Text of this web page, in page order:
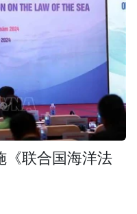
《联合国海洋法